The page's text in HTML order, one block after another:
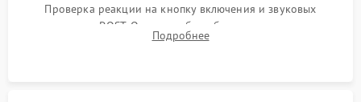
Проверка реакции на кнопку включения и звуковых
сигналов POST. Оценка работы блока питания для
локализации базовых неисправностей без полного разбора.
Подробнее